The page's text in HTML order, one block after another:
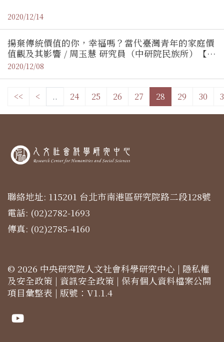
2020/12/14
揚棄傳統價值的你，幸福嗎？當代臺灣青年的家庭價
值觀及其影響 / 周玉慧 研究員（中研院民族所）【調
查研究專題中心】
2020/12/08
<< < .. 24 25 26 27 28 29 30
聯絡地址: 115201 台北市南港區研究院路二段128號
電話: (02)2782-1693
傳真: (02)2785-4160
© 2026 中央研究院人文社會科學研究中心 | 隱私權
及安全政策 | 資訊安全政策 | 保有個人資料檔案公開
項目彙整表 | 版號：V1.1.4
Youtube